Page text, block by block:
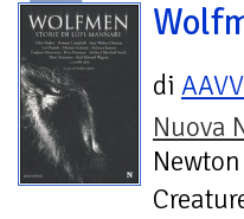
di AAVV
Nuova